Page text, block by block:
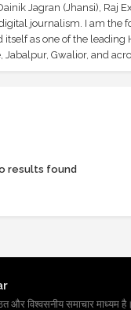
Jagran (Jhansi), Raj
journalism. I am the
as one of the leading
Gwalior, and
results found
और विश्वसनीय समाचार माध्यम है।